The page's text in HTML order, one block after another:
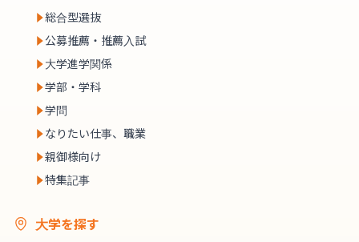
総合型選抜
公募推薦・推薦入試
大学進学関係
学部・学科
学問
なりたい仕事、職業
親御様向け
特集記事
大学を探す